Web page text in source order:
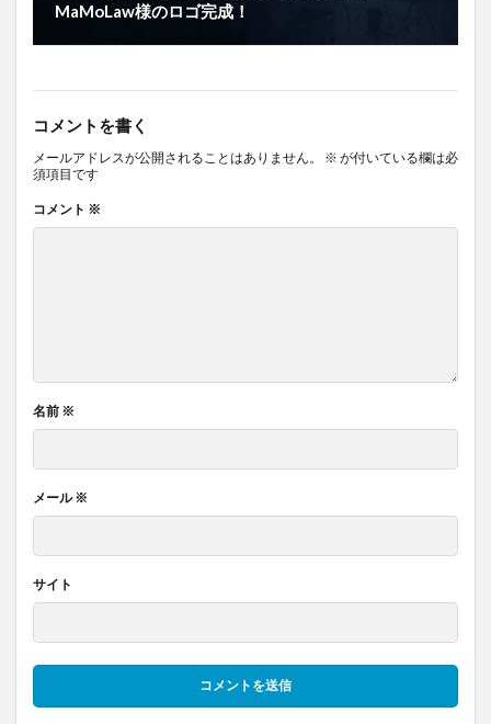
MaMoLaw様のロゴ完成！
コメントを書く
メールアドレスが公開されることはありません。 ※ が付いている欄は必
須項目です
コメント ※
名前 ※
メール※
サイト